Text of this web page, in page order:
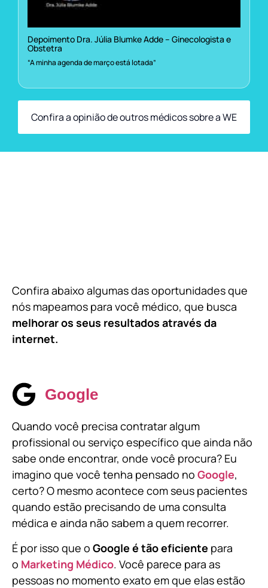
Depoimento Dra. Júlia Blumke Adde – Ginecologista e
Obstetra
“A minha agenda de março está lotada”
Confira a opinião de outros médicos sobre a WE
Confira abaixo algumas das oportunidades que
nós mapeamos para você médico, que busca
melhorar os seus resultados através da
internet.
Google
Quando você precisa contratar algum
profissional ou serviço específico que ainda não
sabe onde encontrar, onde você procura? Eu
imagino que você tenha pensado no Google,
certo? O mesmo acontece com seus pacientes
quando estão precisando de uma consulta
médica e ainda não sabem a quem recorrer.
É por isso que o Google é tão eficiente para
o Marketing Médico. Você parece para as
pessoas no momento exato em que elas estão